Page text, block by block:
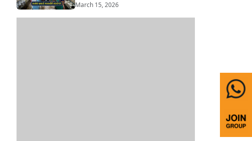
March 15, 2026